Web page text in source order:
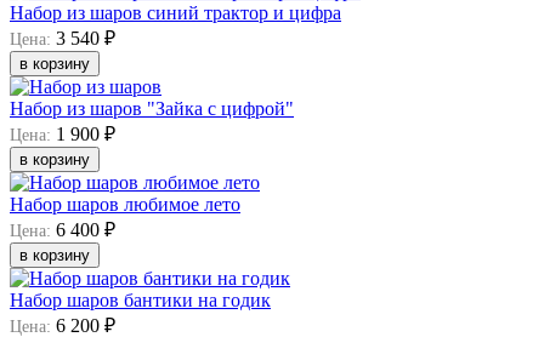
Набор из шаров синий трактор и цифра
Цена: 3 540 ₽
в корзину
Набор из шаров "Зайка с цифрой"
Цена: 1 900 ₽
в корзину
Набор шаров любимое лето
Цена: 6 400 ₽
в корзину
Набор шаров бантики на годик
Цена: 6 200 ₽